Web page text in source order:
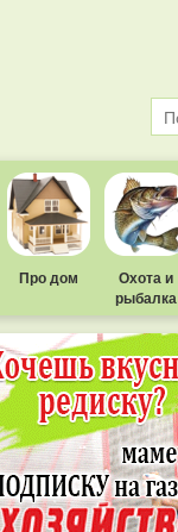
Про дом
Охота и
рыбалка